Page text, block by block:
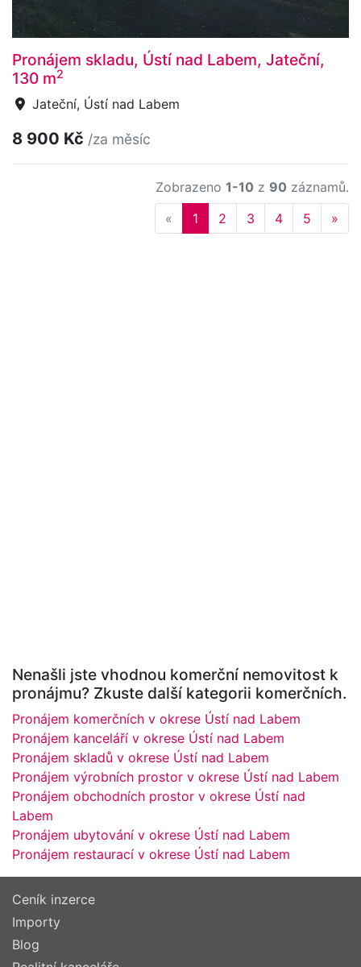
Pronájem skladu, Ústí nad Labem, Jateční,
130 m2
Jateční, Ústí nad Labem
8 900 Kč /za měsíc
Zobrazeno 1-10 z 90 záznamů.
« Previous
1 2 3 4 5 »
Nenašli jste vhodnou komerční nemovitost k
pronájmu? Zkuste další kategorii komerčních.
Pronájem komerčních v okrese Ústí nad Labem
Pronájem kanceláří v okrese Ústí nad Labem
Pronájem skladů v okrese Ústí nad Labem
Pronájem výrobních prostor v okrese Ústí nad Labem
Pronájem obchodních prostor v okrese Ústí nad
Labem
Pronájem ubytování v okrese Ústí nad Labem
Pronájem restaurací v okrese Ústí nad Labem
Ceník inzerce
Importy
Blog